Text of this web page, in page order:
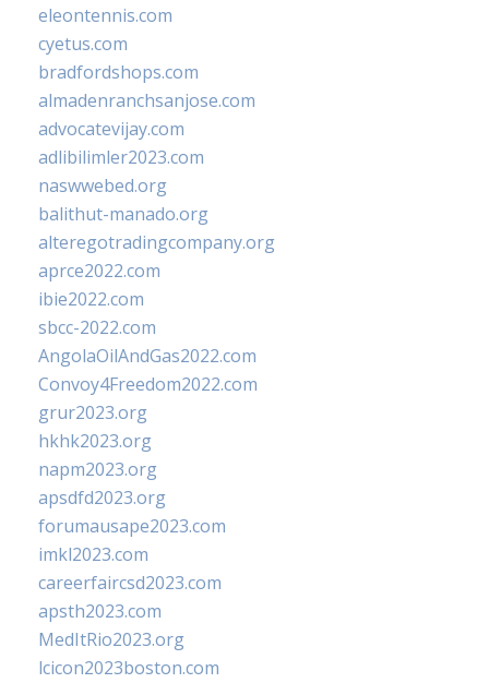
eleontennis.com
cyetus.com
bradfordshops.com
almadenranchsanjose.com
advocatevijay.com
adlibilimler2023.com
naswwebed.org
balithut-manado.org
alteregotradingcompany.org
aprce2022.com
ibie2022.com
sbcc-2022.com
AngolaOilAndGas2022.com
Convoy4Freedom2022.com
grur2023.org
hkhk2023.org
napm2023.org
apsdfd2023.org
forumausape2023.com
imkl2023.com
careerfaircsd2023.com
apsth2023.com
MedItRio2023.org
lcicon2023boston.com